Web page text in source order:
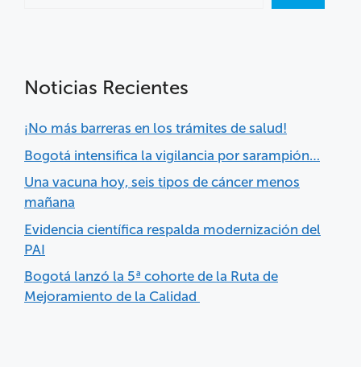
Noticias Recientes
¡No más barreras en los trámites de salud!
Bogotá intensifica la vigilancia por sarampión…
Una vacuna hoy, seis tipos de cáncer menos
mañana
Evidencia científica respalda modernización del
PAI
Bogotá lanzó la 5ª cohorte de la Ruta de
Mejoramiento de la Calidad